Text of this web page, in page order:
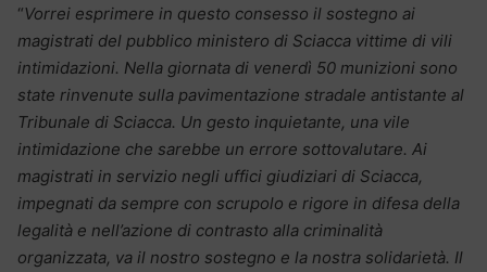
“Vorrei esprimere in questo consesso il sostegno ai
magistrati del pubblico ministero di Sciacca vittime di vili
intimidazioni. Nella giornata di venerdì 50 munizioni sono
state rinvenute sulla pavimentazione stradale antistante al
Tribunale di Sciacca. Un gesto inquietante, una vile
intimidazione che sarebbe un errore sottovalutare. Ai
magistrati in servizio negli uffici giudiziari di Sciacca,
impegnati da sempre con scrupolo e rigore in difesa della
legalità e nell’azione di contrasto alla criminalità
organizzata, va il nostro sostegno e la nostra solidarietà. Il